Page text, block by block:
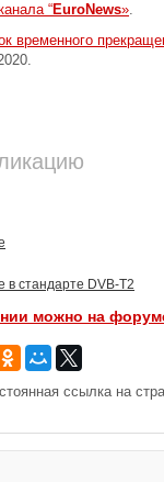
“EuroNews».
временного
стандарте DVB-T2
можно на
ссылка на